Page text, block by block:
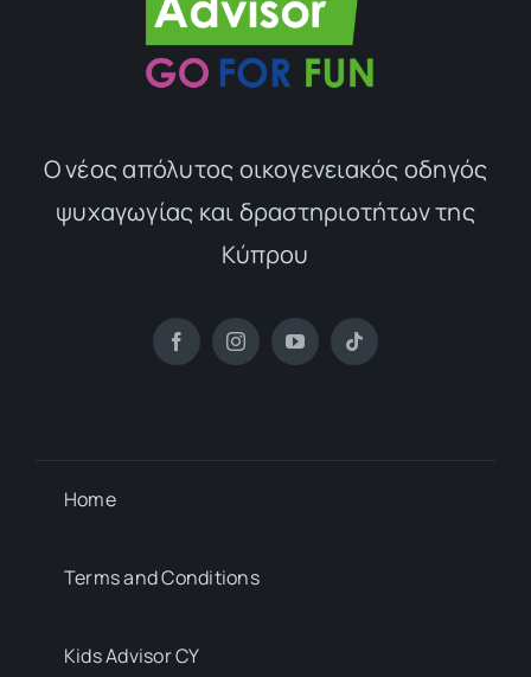
Ο νέος απόλυτος οικογενειακός οδηγός
ψυχαγωγίας και δραστηριοτήτων της
Κύπρου
Home
Terms and Conditions
Kids Advisor CY